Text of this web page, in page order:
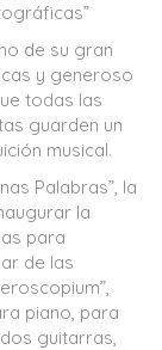
de su gran
y generoso
todas las
guarden un
musical.
Palabras”, la
la
para
de las
piano, para
guitarras,